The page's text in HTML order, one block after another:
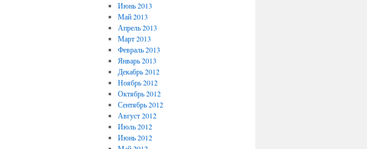
Июнь 2013
Май 2013
Апрель 2013
Март 2013
Февраль 2013
Январь 2013
Декабрь 2012
Ноябрь 2012
Октябрь 2012
Сентябрь 2012
Август 2012
Июль 2012
Июнь 2012